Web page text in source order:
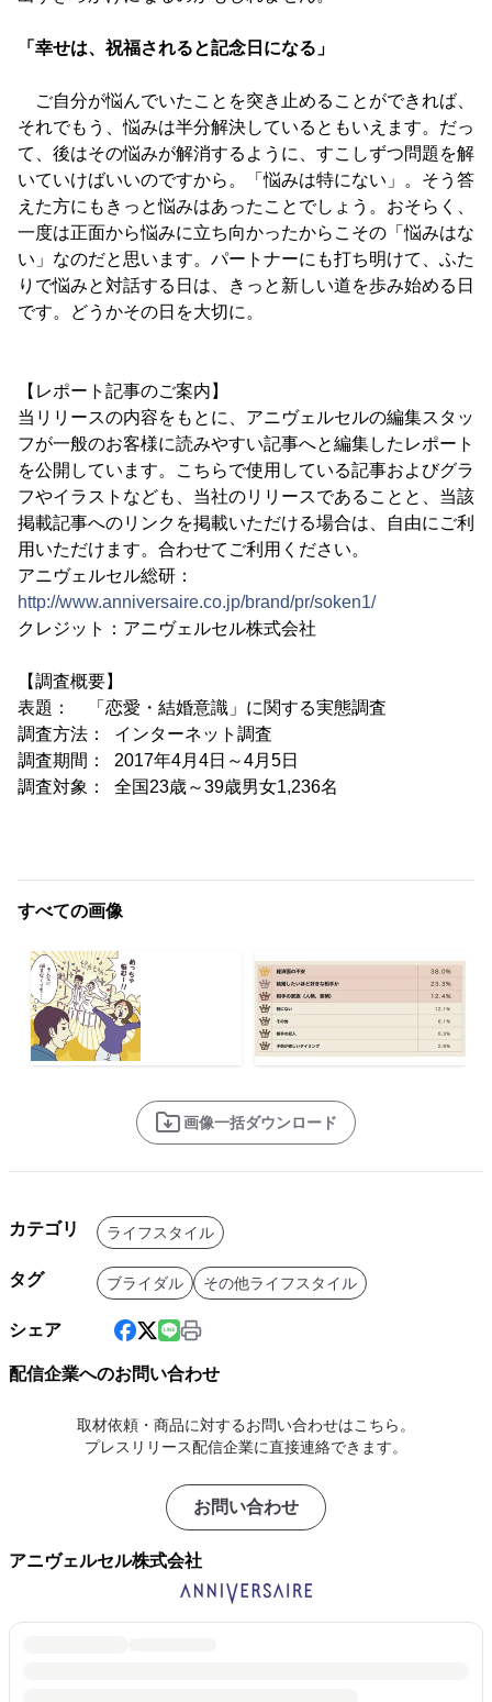
「幸せは、祝福されると記念日になる」
ご自分が悩んでいたことを突き止めることができれば、
それでもう、悩みは半分解決しているともいえます。だっ
て、後はその悩みが解消するように、すこしずつ問題を解
いていけばいいのですから。「悩みは特にない」。そう答
えた方にもきっと悩みはあったことでしょう。おそらく、
一度は正面から悩みに立ち向かったからこその「悩みはな
い」なのだと思います。パートナーにも打ち明けて、ふた
りで悩みと対話する日は、きっと新しい道を歩み始める日
です。どうかその日を大切に。
【レポート記事のご案内】
当リリースの内容をもとに、アニヴェルセルの編集スタッ
フが一般のお客様に読みやすい記事へと編集したレポート
を公開しています。こちらで使用している記事およびグラ
フやイラストなども、当社のリリースであることと、当該
掲載記事へのリンクを掲載いただける場合は、自由にご利
用いただけます。合わせてご利用ください。
アニヴェルセル総研：
http://www.anniversaire.co.jp/brand/pr/soken1/
クレジット：アニヴェルセル株式会社
【調査概要】
表題： 「恋愛・結婚意識」に関する実態調査
調査方法： インターネット調査
調査期間： 2017年4月4日～4月5日
調査対象： 全国23歳～39歳男女1,236名
すべての画像
画像一括ダウンロード
カテゴリ ライフスタイル
タグ ブライダル その他ライフスタイル
シェア
配信企業へのお問い合わせ
取材依頼・商品に対するお問い合わせはこちら。
プレスリリース配信企業に直接連絡できます。
お問い合わせ
アニヴェルセル株式会社